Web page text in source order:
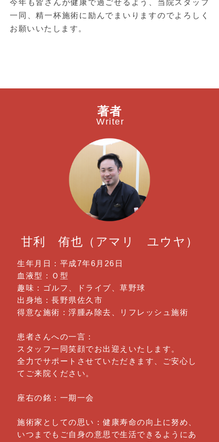
今年も皆さんが健康で過ごせるよう、当院スタッフ
一同、精一杯施術に励んでまいりますのでよろしく
お願いいたします。
著者
Writer
甘利 侑也（アマリ ユウヤ）
生年月日：平成7年6月26日
血液型：Ｏ型
趣味：ゴルフ、ドライブ、草野球
出身地：長野県佐久市
得意な施術：浮腫み除去、リフレッシュ施術
患者さんへの一言：
スタッフ一同笑顔でお出迎えいたします。
全力でサポートさせていただきます、ご安心し
てご来院ください。
座右の銘：一期一会
施術家としての思い：健康寿命の向上に努め、
いつまでもご自身の意思で生活できるようにあ